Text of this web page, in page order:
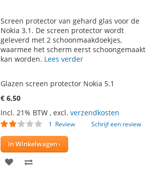
AAN
VERLANGLIJST
TE
VERGELIJKEN
Screen protector van gehard glas voor de
Nokia 3.1. De screen protector wordt
geleverd met 2 schoonmaakdoekjes,
waarmee het scherm eerst schoongemaakt
kan worden. Lees verder
Glazen screen protector Nokia 5.1
€ 6,50
Incl. 21% BTW , excl. verzendkosten
Waardering:
1 Review Schrijf een review
In Winkelwagen
VOEG